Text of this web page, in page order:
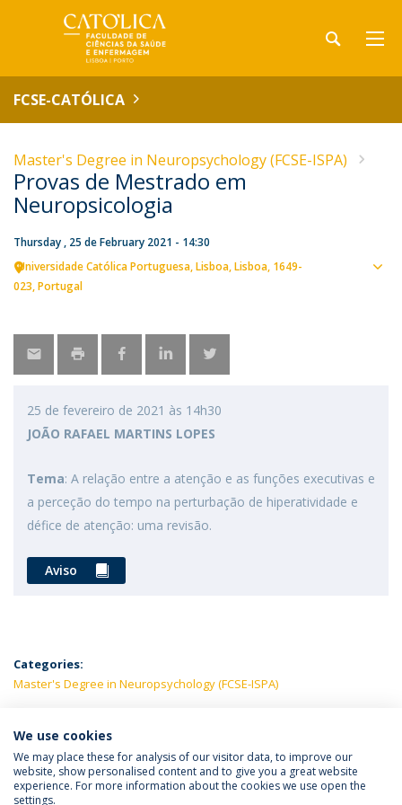
FCSE-CATÓLICA
Master's Degree in Neuropsychology (FCSE-ISPA)
Provas de Mestrado em
Neuropsicologia
Thursday , 25 de February 2021 - 14:30
Universidade Católica Portuguesa Lisboa Lisboa 1649-
023 Portugal
25 de fevereiro de 2021 às 14h30
JOÃO RAFAEL MARTINS LOPES
Tema: A relação entre a atenção e as funções executivas e
a perceção do tempo na perturbação de hiperatividade e
défice de atenção: uma revisão.
Aviso
Categories:
Master's Degree in Neuropsychology (FCSE-ISPA)
LATEST NEWS
Política de Privacidade
Termos e Condições
We use cookies
We may place these for analysis of our visitor data, to improve our
website, show personalised content and to give you a great website
experience. For more information about the cookies we use open the
settings.